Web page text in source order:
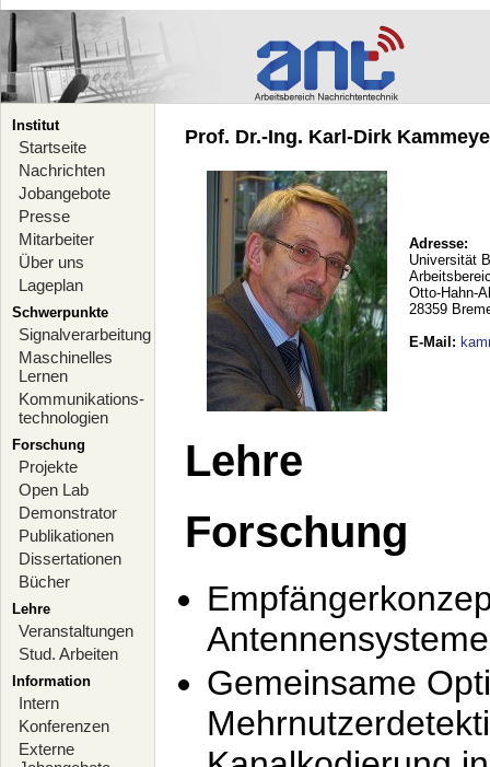
Institut
Startseite
Nachrichten
Jobangebote
Presse
Mitarbeiter
Über uns
Lageplan
Schwerpunkte
Signalverarbeitung
Maschinelles
Lernen
Kommunikations-
technologien
Forschung
Projekte
Open Lab
Demonstrator
Publikationen
Dissertationen
Bücher
Lehre
Veranstaltungen
Stud. Arbeiten
Information
Intern
Konferenzen
Externe
Prof. Dr.-Ing. Karl-Dirk
Adresse:
Universität
Otto-Hahn-
28359
E-Mail :
Lehre
Forschung
Antennensysteme
Gemeinsame